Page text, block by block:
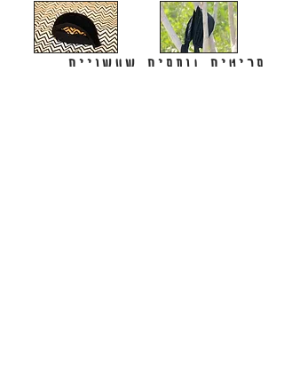
פריטים נוספים שעשויים